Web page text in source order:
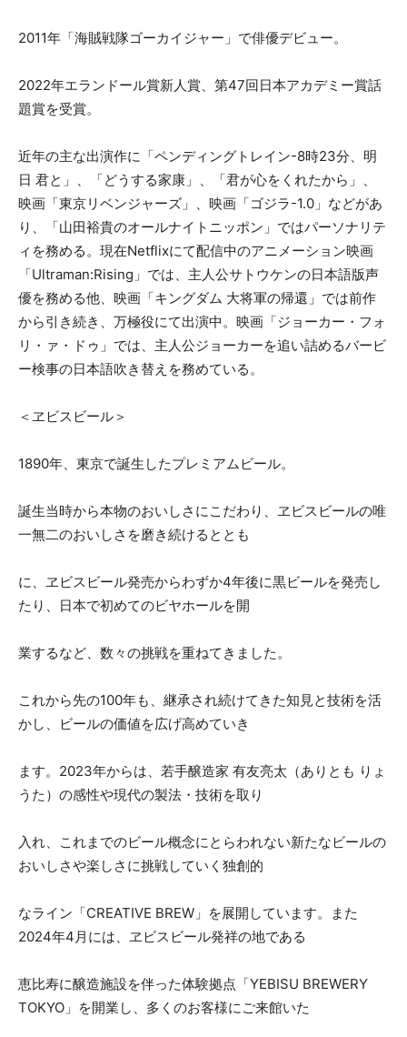
2011年「海賊戦隊ゴーカイジャー」で俳優デビュー。
2022年エランドール賞新人賞、第47回日本アカデミー賞話
題賞を受賞。
近年の主な出演作に「ペンディングトレイン-8時23分、明
日 君と」、「どうする家康」、「君が心をくれたから」、
映画「東京リベンジャーズ」、映画「ゴジラ-1.0」などがあ
り、「山田裕貴のオールナイトニッポン」ではパーソナリテ
ィを務める。現在Netflixにて配信中のアニメーション映画
「Ultraman:Rising」では、主人公サトウケンの日本語版声
優を務める他、映画「キングダム 大将軍の帰還」では前作
から引き続き、万極役にて出演中。映画「ジョーカー・フォ
リ・ァ・ドゥ」では、主人公ジョーカーを追い詰めるバービ
ー検事の日本語吹き替えを務めている。
＜ヱビスビール＞
1890年、東京で誕生したプレミアムビール。
誕生当時から本物のおいしさにこだわり、ヱビスビールの唯
一無二のおいしさを磨き続けるととも
に、ヱビスビール発売からわずか4年後に黒ビールを発売し
たり、日本で初めてのビヤホールを開
業するなど、数々の挑戦を重ねてきました。
これから先の100年も、継承され続けてきた知見と技術を活
かし、ビールの価値を広げ高めていき
ます。2023年からは、若手醸造家 有友亮太（ありとも りょ
うた）の感性や現代の製法・技術を取り
入れ、これまでのビール概念にとらわれない新たなビールの
おいしさや楽しさに挑戦していく独創的
なライン「CREATIVE BREW」を展開しています。また
2024年4月には、ヱビスビール発祥の地である
恵比寿に醸造施設を伴った体験拠点「YEBISU BREWERY
TOKYO」を開業し、多くのお客様にご来館いた